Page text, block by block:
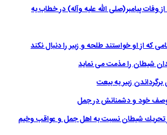
از وفات پيامبر(صلى الله عليه وآله) در خطاب به
در تحريك شيطان نسبت به اهل جمل و عواقب وخيم